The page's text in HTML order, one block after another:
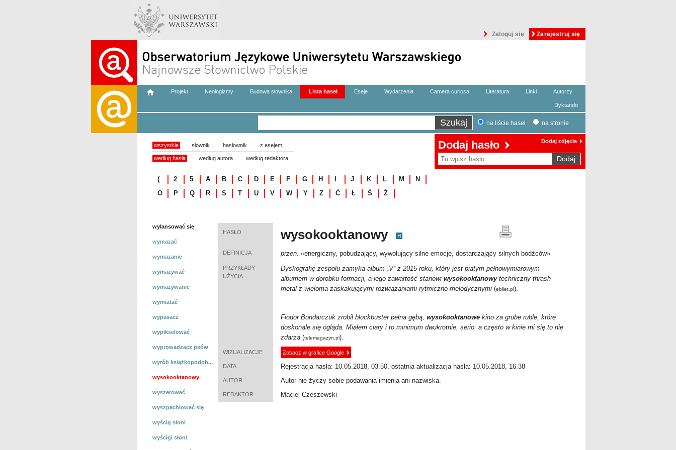
Zaloguj się Zarejestruj się
Projekt Neologizmy Budowa słownika Lista haseł Eseje Wydarzenia Camera curiosa Literatura Linki Autorzy
Dyktando
na liście haseł na stronie
wszystkie słownik hasłownik z esejem
według hasła według autora według redaktora
( 2 5 A B C D E F G H J K L M
N
O
P Q R S T U V W Y Z Ć Ł Ś Ż
Dodaj hasło Dodaj zdjęcie
wylansować się
wymazać
wymazanie
wymazywać
wymazywanie
wymiatać
wypasacz
wypikselować
wyprowadzacz psów
wyrób książkopodob...
wysokooktanowy
wyszerować
wyszpachlować się
wyścig słoni
wyścigi słoni
HASŁO wysokooktanowy
DEFINICJA przen. «energiczny, pobudzający, wywołujący silne emocje, dostarczający silnych bodźców»
PRZYKŁADY
UŻYCIA
Dyskografię zespołu zamyka album „V” z 2015 roku, który jest piątym pełnowymiarowym
albumem w dorobku formacji, a jego zawartość stanowi wysokooktanowytechniczny thrash
metal z wieloma zaskakującymi rozwiązaniami rytmiczno-melodycznymi(ebilet.pl).
Fiodor Bondarczuk zrobił blockbuster pełna gębą, wysokooktanowekino za grube ruble, które
doskonale się ogląda. Miałem ciary i to minimum dwukrotnie, serio, a często w kinie mi się to nie
zdarza(telemagazyn.pl).
WIZUALIZACJE Zobacz w grafice Google
DATA Rejestracja hasła: 10.05.2018, 03.50, ostatnia aktualizacja hasła: 10.05.2018, 16.38
AUTOR Autor nie życzy sobie podawania imienia ani nazwiska.
REDAKTOR Maciej Czeszewski